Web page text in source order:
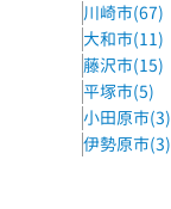
川崎市(67)
大和市(11)
藤沢市(15)
平塚市(5)
小田原市(3)
伊勢原市(3)